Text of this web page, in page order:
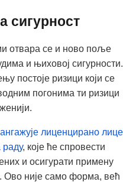
сигурност
отвара се и ново поље
и њиховој сигурности.
постоје ризици који се
погонима ти ризици
лиценцирано лице
, које ће спровести
и осигурати примену
Ово није само форма, већ